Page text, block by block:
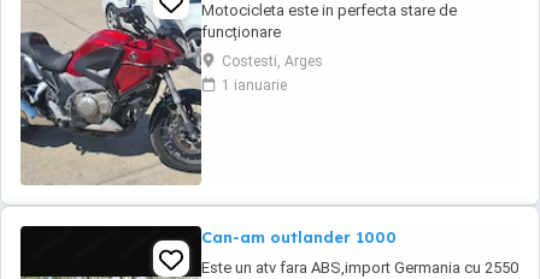
Motocicleta este in perfecta stare de
funcționare
Costesti, Arges
1 ianuarie
Can-am outlander 1000
Este un atv fara ABS,import Germania cu 2550